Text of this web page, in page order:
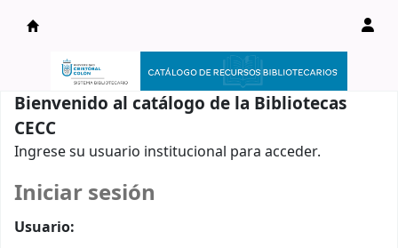
Catálogo en línea
Bienvenido al catálogo de la Bibliotecas
CECC
Ingrese su usuario institucional para acceder.
Iniciar sesión
Usuario: